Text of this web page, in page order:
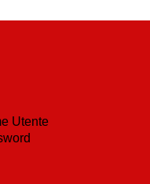
Utente